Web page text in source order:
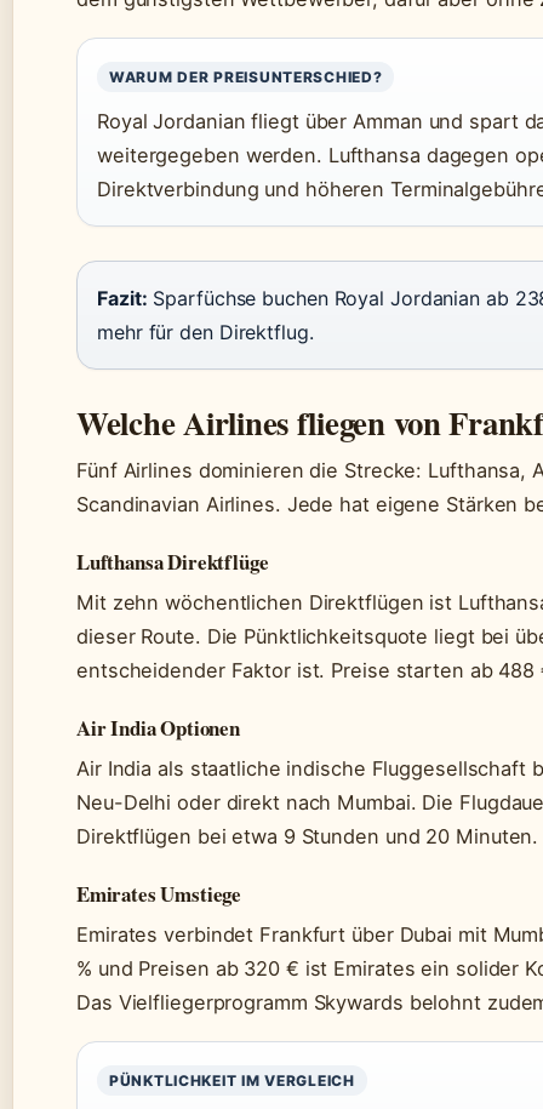
WARUM DER PREISUNTERSCHIED?
Royal Jordanian fliegt über Amman und spart
weitergegeben werden. Lufthansa dagegen
Direktverbindung und höheren
Fazit: Sparfüchse buchen Royal Jordanian ab
mehr für den Direktflug.
Welche Airlines fliegen von
Fünf Airlines dominieren die Strecke: Lufthansa,
Scandinavian Airlines. Jede hat eigene Stärken
Lufthansa Direktflüge
Mit zehn wöchentlichen Direktflügen ist
dieser Route. Die Pünktlichkeitsquote liegt bei
entscheidender Faktor ist. Preise starten ab
Air India Optionen
Air India als staatliche indische Fluggesellschaft
Neu-Delhi oder direkt nach Mumbai. Die
Direktflügen bei etwa 9 Stunden und 20 Minuten.
Emirates Umstiege
Emirates verbindet Frankfurt über Dubai mit
% und Preisen ab 320 € ist Emirates ein solider
Das Vielfliegerprogramm Skywards belohnt
PÜNKTLICHKEIT IM VERGLEICH